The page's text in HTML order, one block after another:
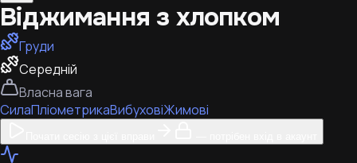
Віджимання з хлопком
Груди
Середній
Власна вага
СилаПліометрикаВибуховіЖимові